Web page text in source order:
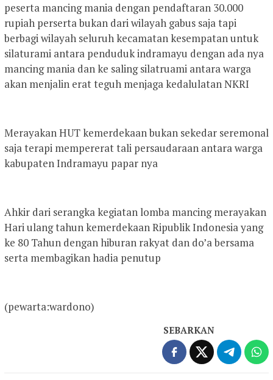
peserta mancing mania dengan pendaftaran 30.000
rupiah perserta bukan dari wilayah gabus saja tapi
berbagi wilayah seluruh kecamatan kesempatan untuk
silaturami antara penduduk indramayu dengan ada nya
mancing mania dan ke saling silatruami antara warga
akan menjalin erat teguh menjaga kedalulatan NKRI
Merayakan HUT kemerdekaan bukan sekedar seremonal
saja terapi mempererat tali persaudaraan antara warga
kabupaten Indramayu papar nya
Ahkir dari serangka kegiatan lomba mancing merayakan
Hari ulang tahun kemerdekaan Ripublik Indonesia yang
ke 80 Tahun dengan hiburan rakyat dan do’a bersama
serta membagikan hadia penutup
(pewarta:wardono)
SEBARKAN